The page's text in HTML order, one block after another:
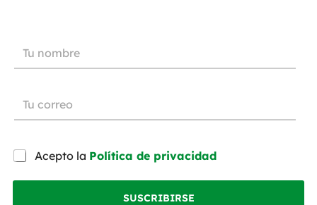
Acepto la Política de privacidad
SUSCRIBIRSE